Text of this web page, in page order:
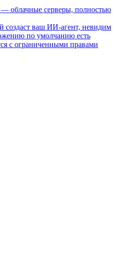
облачные серверы, полностью
создаст ваш ИИ-агент, невидим
по умолчанию есть
с ограниченными правами